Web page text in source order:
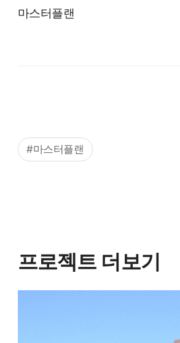
마스터플랜
#마스터플랜
프로젝트 더보기